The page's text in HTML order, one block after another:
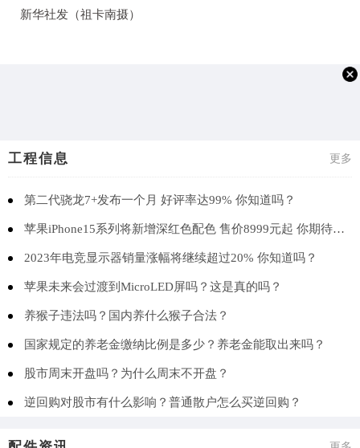
新华社发（祖卡南摄）
工程信息 更多
第二代骁龙7+发布一个月 好评率达99% 你知道吗？
苹果iPhone15系列将新增深红色配色 售价8999元起 你期待吗？
2023年电竞显示器销量涨幅将继续超过20% 你知道吗？
苹果未来会过渡到MicroLED屏吗？这是真的吗？
养猴子违法吗？国内养什么猴子合法？
国家规定的养老金缴纳比例是多少？养老金能取出来吗？
股市周末开盘吗？为什么周末不开盘？
逆回购对股市有什么影响？普通散户怎么买逆回购？